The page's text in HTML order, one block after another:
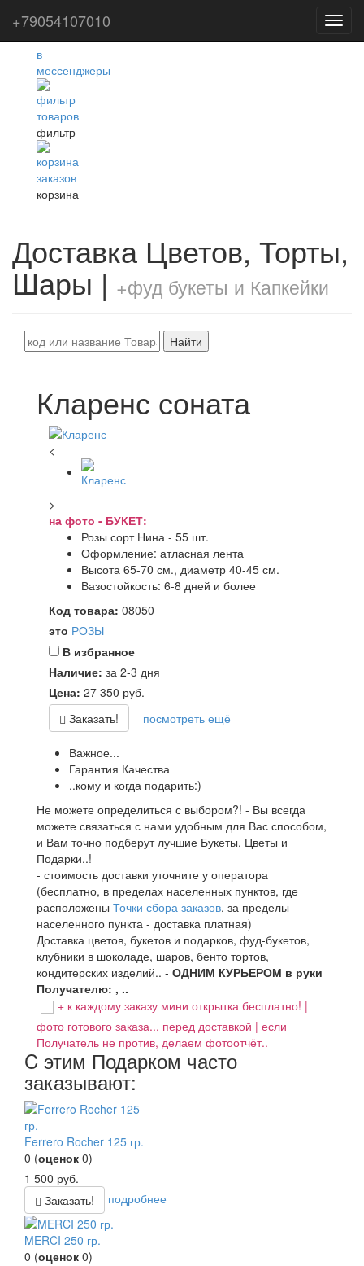
фильтр
корзина
Доставка Цветов, Торты,
Шары | +фуд букеты и Капкейки
Найти
Кларенс соната
<
>
на фото - БУКЕТ:
Розы сорт Нина - 55 шт.
Оформление: атласная лента
Высота 65-70 см., диаметр 40-45 см.
Вазостойкость: 6-8 дней и более
Код товара: 08050
это РОЗЫ
В избранное
Наличие: за 2-3 дня
Цена: 27 350 руб.
Заказать!
посмотреть ещё
Важное...
Гарантия Качества
..кому и когда подарить:)
Не можете определиться с выбором?! - Вы всегда
можете связаться с нами удобным для Вас способом,
и Вам точно подберут лучшие Букеты, Цветы и
Подарки..!
- стоимость доставки уточните у оператора
(бесплатно, в пределах населенных пунктов, где
расположены Точки сбора заказов, за пределы
населенного пункта - доставка платная)
Доставка цветов, букетов и подарков, фуд-букетов,
клубники в шоколаде, шаров, бенто тортов,
кондитерских изделий.. - ОДНИМ КУРЬЕРОМ в руки
Получателю: , ..
+ к каждому заказу мини открытка бесплатно! |
фото готового заказа.., перед доставкой | если
Получатель не против, делаем фотоотчёт..
C этим Подарком часто
заказывают:
Ferrero Rocher 125 гр.
0 (оценок 0)
1 500 руб.
Заказать!
подробнее
MERCI 250 гр.
0 (оценок 0)
+79054107010